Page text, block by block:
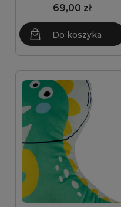
69,00 zł
Do koszyka